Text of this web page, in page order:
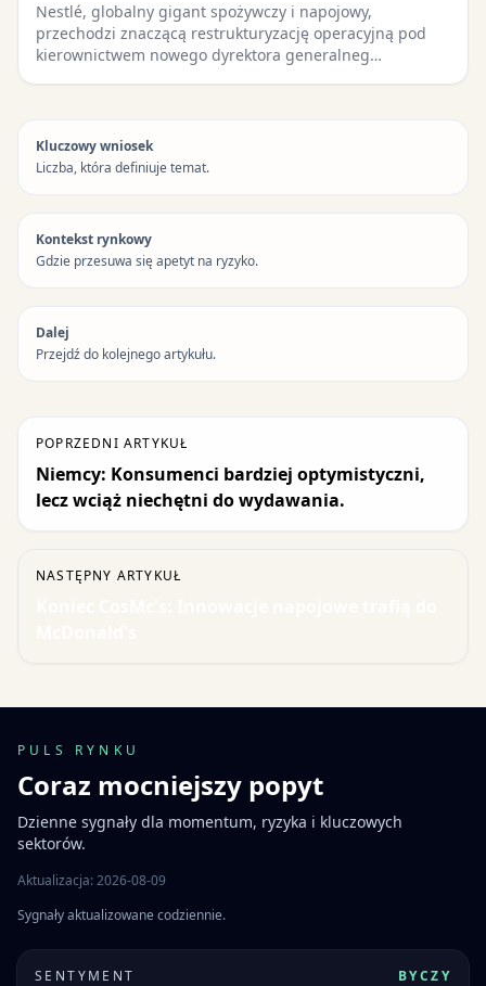
Nestlé, globalny gigant spożywczy i napojowy,
przechodzi znaczącą restrukturyzację operacyjną pod
kierownictwem nowego dyrektora generalneg…
Kluczowy wniosek
Liczba, która definiuje temat.
Kontekst rynkowy
Gdzie przesuwa się apetyt na ryzyko.
Dalej
Przejdź do kolejnego artykułu.
POPRZEDNI ARTYKUŁ
Niemcy: Konsumenci bardziej optymistyczni,
lecz wciąż niechętni do wydawania.
NASTĘPNY ARTYKUŁ
PULS RYNKU
Coraz mocniejszy popyt
Dzienne sygnały dla momentum, ryzyka i kluczowych
sektorów.
Aktualizacja: 2026-08-09
Sygnały aktualizowane codziennie.
SENTYMENT BYCZY